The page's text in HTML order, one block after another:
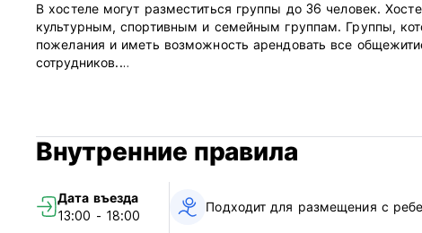
В хостеле могут разместиться группы до 36 человек.
культурным, спортивным и семейным группам. Группы,
пожелания и иметь возможность арендовать все
сотрудников.
• 2-, 4- и 6-местные номера с удобными пружинными
• ЖК-телевизор в каждой комнате
• Собственная ванная комната в каждой комнате.
• Открытая терраса на Старом рынке прямо перед
• Завтрак включен в стоимость номера.
Внутренние правила
Дата въезда
13:00 - 18:00
Подходит для размещения с